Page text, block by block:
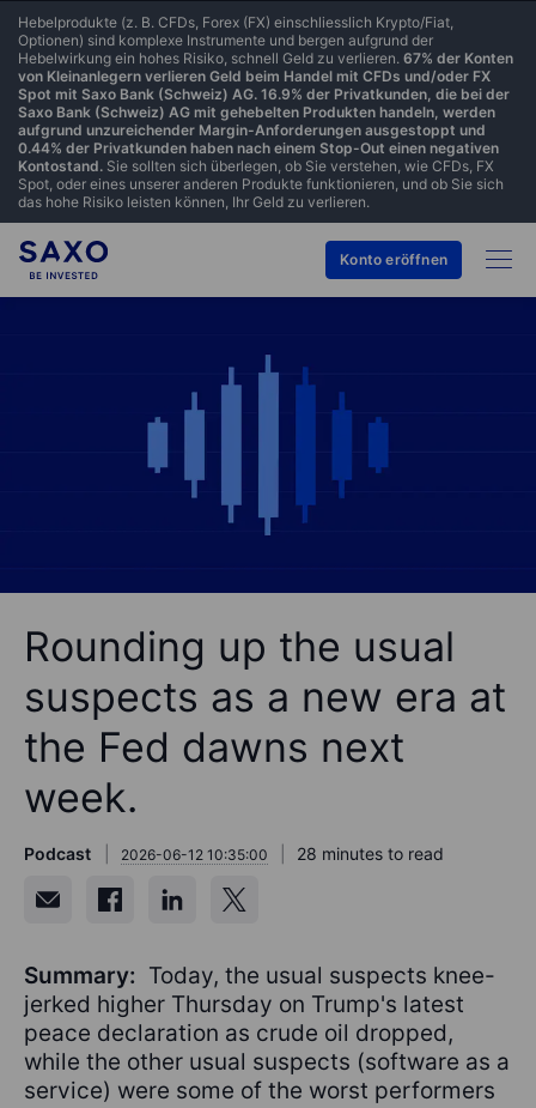
Hebelprodukte (z. B. CFDs, Forex (FX) einschliesslich Krypto/Fiat,
Optionen) sind komplexe Instrumente und bergen aufgrund der
Hebelwirkung ein hohes Risiko, schnell Geld zu verlieren. 67% der Konten
von Kleinanlegern verlieren Geld beim Handel mit CFDs und/oder FX
Spot mit Saxo Bank (Schweiz) AG. 16.9% der Privatkunden, die bei der
Saxo Bank (Schweiz) AG mit gehebelten Produkten handeln, werden
aufgrund unzureichender Margin-Anforderungen ausgestoppt und
0.44% der Privatkunden haben nach einem Stop-Out einen negativen
Kontostand. Sie sollten sich überlegen, ob Sie verstehen, wie CFDs, FX
Spot, oder eines unserer anderen Produkte funktionieren, und ob Sie sich
das hohe Risiko leisten können, Ihr Geld zu verlieren.
Konto eröffnen
Rounding up the usual
suspects as a new era at
the Fed dawns next
week.
Podcast 2026-06-12 10:35:00 28 minutes to read
Summary: Today, the usual suspects knee-
jerked higher Thursday on Trump's latest
peace declaration as crude oil dropped,
while the other usual suspects (software as a
service) were some of the worst performers